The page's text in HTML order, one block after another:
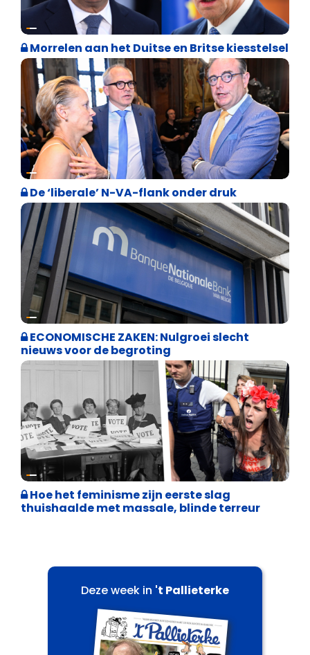
Internationale politiek
Morrelen aan het Duitse en Britse kiesstelsel
Binnenland politiek
De ‘liberale’ N-VA-flank onder druk
Binnenland politiek
ECONOMISCHE ZAKEN: Nulgroei slecht
nieuws voor de begroting
Cultuuroorlog
Hoe het feminisme zijn eerste slag
thuishaalde met massale, blinde terreur
Deze week in 't Pallieterke